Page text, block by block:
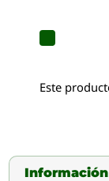
Este